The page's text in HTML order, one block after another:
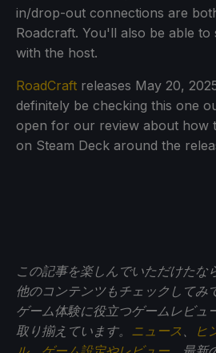
in/drop-out connections are
Roadcraft. You'll also be able
with the host.
RoadCraft releases May 20,
definitely be checking this one
open for our review about how
on Steam Deck around the
この記事を楽しんでいただけたな
他のコンテンツもチェックしてみ
ゲーム体験に役立つゲームレビュ
取り揃えています。 ニュース
ヒ